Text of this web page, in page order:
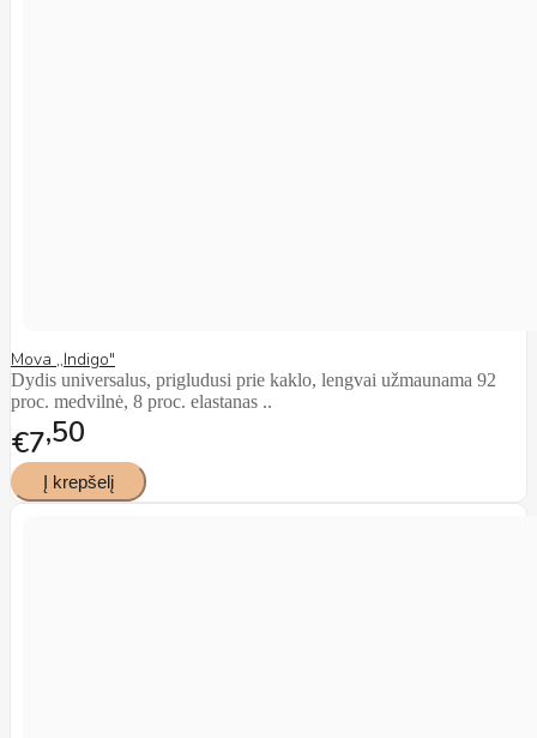
Mova ,,Indigo"
Dydis universalus, prigludusi prie kaklo, lengvai užmaunama 92
proc. medvilnė, 8 proc. elastanas ..
€7 50